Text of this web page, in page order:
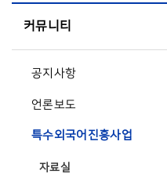
커뮤니티
공지사항
언론보도
특수외국어진흥사업
자료실